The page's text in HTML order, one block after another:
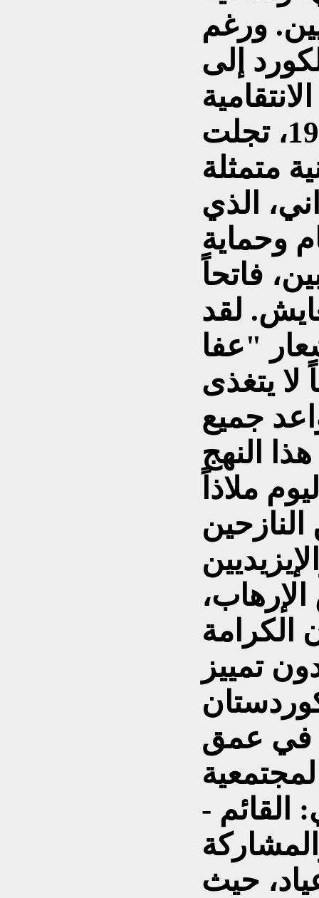
ورغم
إلى
ففي انتفاضة عام 1991، تجلت
متمثلة
الذي
وحماية
فاتحاً
لقد
"عفا
يتغذى
جميع
النهج
ملاذاً
الكرامة
في عمق
- التعايش الديني والقومي: القائم
حيث